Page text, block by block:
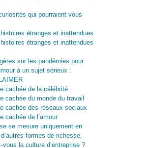
qui pourraient vous
étranges et inattendues
étranges et inattendues
sur les pandémies pour
à un sujet sérieux :
cachée de la célébrité
cachée du monde du travail
cachée des réseaux sociaux
cachée de l’amour
se mesure uniquement en
formes de richesse,
la culture d’entreprise ?